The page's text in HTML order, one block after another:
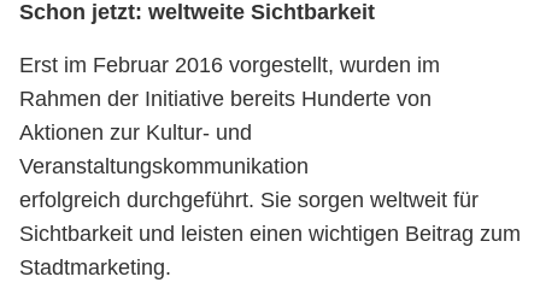
Schon jetzt: weltweite Sichtbarkeit
Erst im Februar 2016 vorgestellt, wurden im
Rahmen der Initiative bereits Hunderte von
Aktionen zur Kultur- und
Veranstaltungskommunikation
erfolgreich durchgeführt. Sie sorgen weltweit für
Sichtbarkeit und leisten einen wichtigen Beitrag zum
Stadtmarketing.